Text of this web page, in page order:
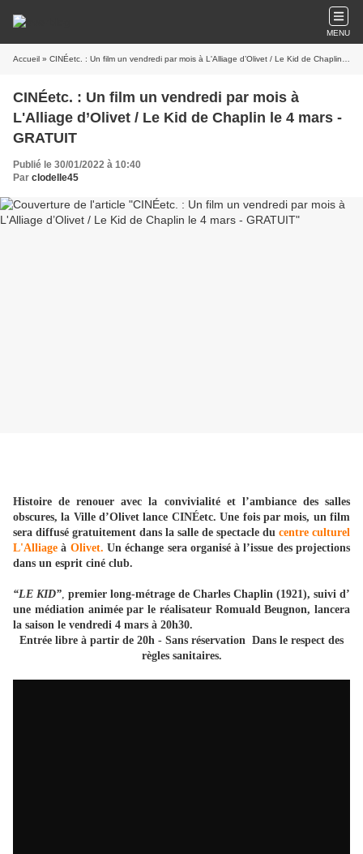
MENU
Accueil » CINÉetc. : Un film un vendredi par mois à L'Alliage d’Olivet / Le Kid de Chaplin le 4 mars - GRATUIT
CINÉetc. : Un film un vendredi par mois à
L'Alliage d’Olivet / Le Kid de Chaplin le 4 mars -
GRATUIT
Publié le 30/01/2022 à 10:40
Par clodelle45
Histoire de renouer avec la convivialité et l’ambiance des salles
obscures, la Ville d’Olivet lance CINÉetc. Une fois par mois, un film
sera diffusé gratuitement dans la salle de spectacle du centre culturel
L'Alliage à Olivet. Un échange sera organisé à l’issue des projections
dans un esprit ciné club.
“LE KID”, premier long-métrage de Charles Chaplin (1921), suivi d’
une médiation animée par le réalisateur Romuald Beugnon, lancera
la saison le vendredi 4 mars à 20h30.
Entrée libre à partir de 20h - Sans réservation Dans le respect des
règles sanitaires.